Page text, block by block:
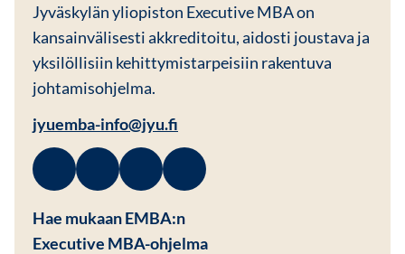
Jyväskylän yliopiston Executive MBA on
kansainvälisesti akkreditoitu, aidosti joustava ja
yksilöllisiin kehittymistarpeisiin rakentuva
johtamisohjelma.
jyuemba-info@jyu.fi
Facebook
Avautuu uuteen ikkunaan
Linkedin
Avautuu uuteen ikkunaan
Instagram
Avautuu uuteen ikkunaan
Youtube
Avautuu uuteen ikkunaan
Hae mukaan EMBA:n
Executive MBA-ohjelma